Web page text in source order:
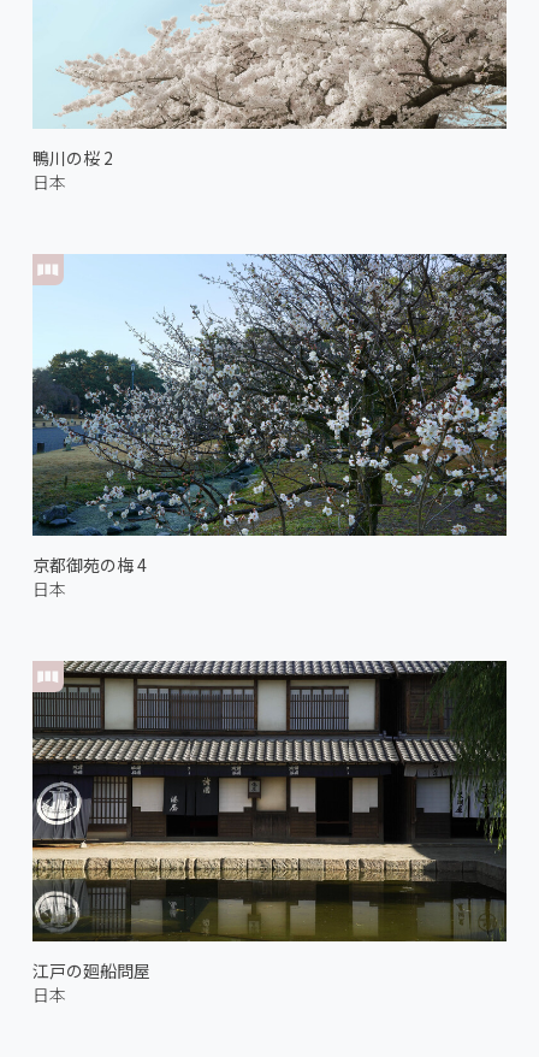
鴨川の桜 2
日本
京都御苑の梅 4
日本
江戸の廻船問屋
日本